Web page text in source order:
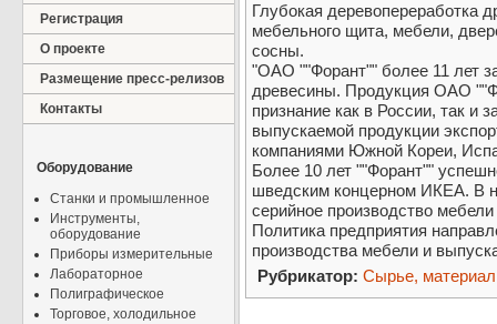
Регистрация
О проекте
Размещение пресс-релизов
Контакты
Оборудование
Станки и промышленное
Инструменты,
оборудование
Приборы измерительные
Лабораторное
Полиграфическое
Торговое, холодильное
Глубокая деревопереработка
мебельного щита, мебели,
сосны.
"ОАО ""Форант"" более 11 лет
древесины. Продукция ОАО
признание как в России, так и
выпускаемой продукции
компаниями Южной Кореи,
Более 10 лет ""Форант""
шведским концерном ИКЕА. В
серийное производство
Политика предприятия
производства мебели и
Рубрикатор: Сырье,